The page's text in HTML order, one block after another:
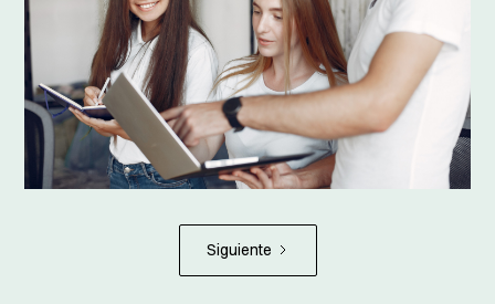
Siguiente